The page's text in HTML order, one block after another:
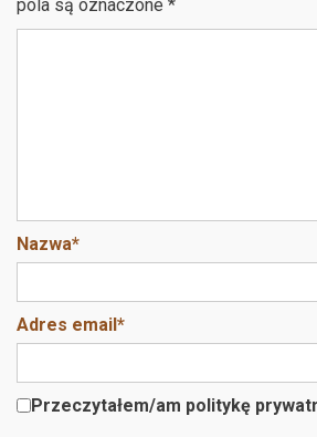
pola są oznaczone *
Nazwa*
Adres email*
Przeczytałem/am politykę